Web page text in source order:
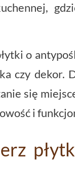
o
czy dekor.
się
i